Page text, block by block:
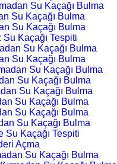
Su Kaçağı Bulma
Su Kaçağı Bulma
Su Kaçağı Bulma
Kaçağı Tespiti
Su Kaçağı Bulma
Su Kaçağı Bulma
Su Kaçağı Bulma
Su Kaçağı Bulma
Su Kaçağı Bulma
Su Kaçağı Bulma
Su Kaçağı Bulma
Su Kaçağı Bulma
Su Kaçağı Tespiti
Açma
Su Kaçağı Bulma